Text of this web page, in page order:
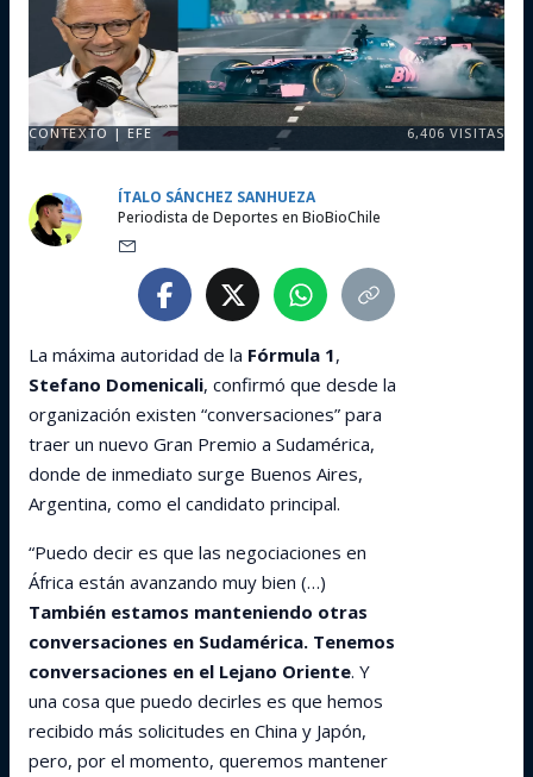
CONTEXTO | EFE 6,406 VISITAS
ÍTALO SÁNCHEZ SANHUEZA
Periodista de Deportes en BioBioChile
La máxima autoridad de la Fórmula 1,
Stefano Domenicali, confirmó que desde la
organización existen “conversaciones” para
traer un nuevo Gran Premio a Sudamérica,
donde de inmediato surge Buenos Aires,
Argentina, como el candidato principal.
“Puedo decir es que las negociaciones en
África están avanzando muy bien (…)
También estamos manteniendo otras
conversaciones en Sudamérica. Tenemos
conversaciones en el Lejano Oriente. Y
una cosa que puedo decirles es que hemos
recibido más solicitudes en China y Japón,
pero, por el momento, queremos mantener